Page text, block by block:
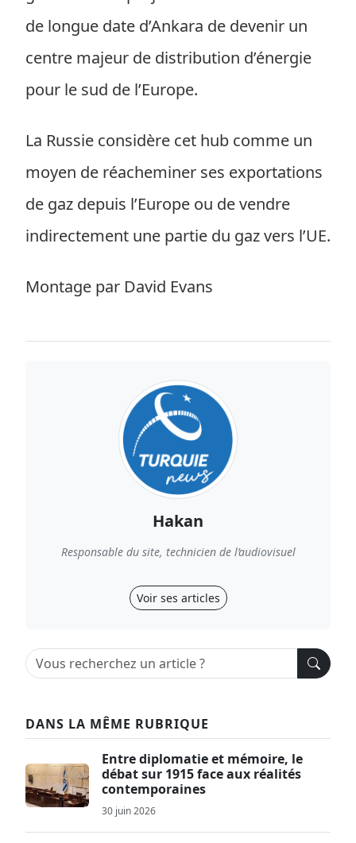
de longue date d’Ankara de devenir un
centre majeur de distribution d’énergie
pour le sud de l’Europe.
La Russie considère cet hub comme un
moyen de réacheminer ses exportations
de gaz depuis l’Europe ou de vendre
indirectement une partie du gaz vers l’UE.
Montage par David Evans
Hakan
Responsable du site, technicien de l’audiovisuel
Voir ses articles
DANS LA MÊME RUBRIQUE
Entre diplomatie et mémoire, le
débat sur 1915 face aux réalités
contemporaines
30 juin 2026